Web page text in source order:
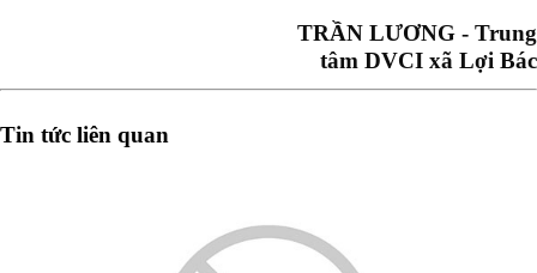
TRẦN LƯƠNG - Trung
tâm DVCI xã Lợi Bác
Tin tức liên quan